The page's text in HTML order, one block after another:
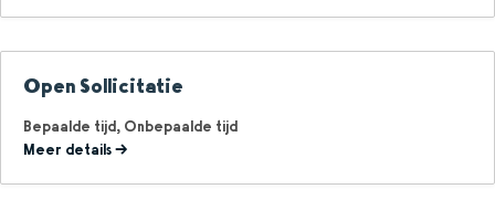
Open Sollicitatie
Bepaalde tijd Onbepaalde tijd
Meer details